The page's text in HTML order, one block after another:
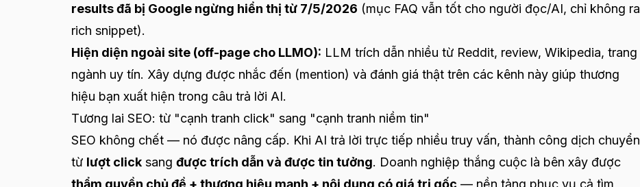
results đã bị Google ngừng hiển thị từ 7/5/2026 (mục FAQ vẫn tốt cho người đọc/AI, chỉ không ra
rich snippet).
Hiện diện ngoài site (off-page cho LLMO): LLM trích dẫn nhiều từ Reddit, review, Wikipedia, trang
ngành uy tín. Xây dựng được nhắc đến (mention) và đánh giá thật trên các kênh này giúp thương
hiệu bạn xuất hiện trong câu trả lời AI.
Tương lai SEO: từ "cạnh tranh click" sang "cạnh tranh niềm tin"
SEO không chết — nó được nâng cấp. Khi AI trả lời trực tiếp nhiều truy vấn, thành công dịch chuyển
từ lượt click sang được trích dẫn và được tin tưởng. Doanh nghiệp thắng cuộc là bên xây được
thẩm quyền chủ đề + thương hiệu mạnh + nội dung có giá trị gốc — nền tảng phục vụ cả tìm